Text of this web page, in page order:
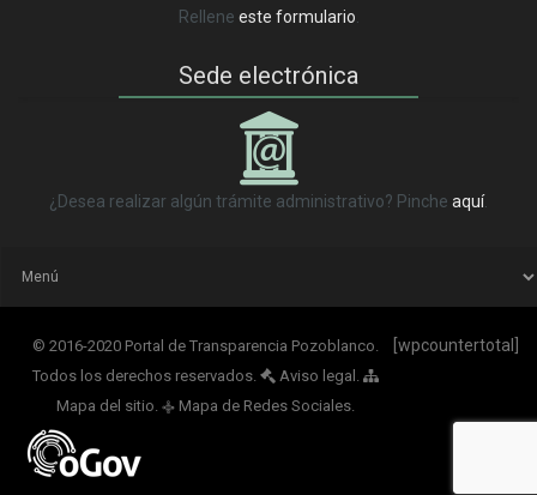
Rellene este formulario
Sede electrónica
_
¿Desea realizar algún trámite administrativo? Pinche aquí.
© 2016-2020 Portal de Transparencia Pozoblanco.
Todos los derechos reservados.
Aviso legal.
Mapa del sitio.
q Mapa de Redes Sociales.
[wpcountertotal]